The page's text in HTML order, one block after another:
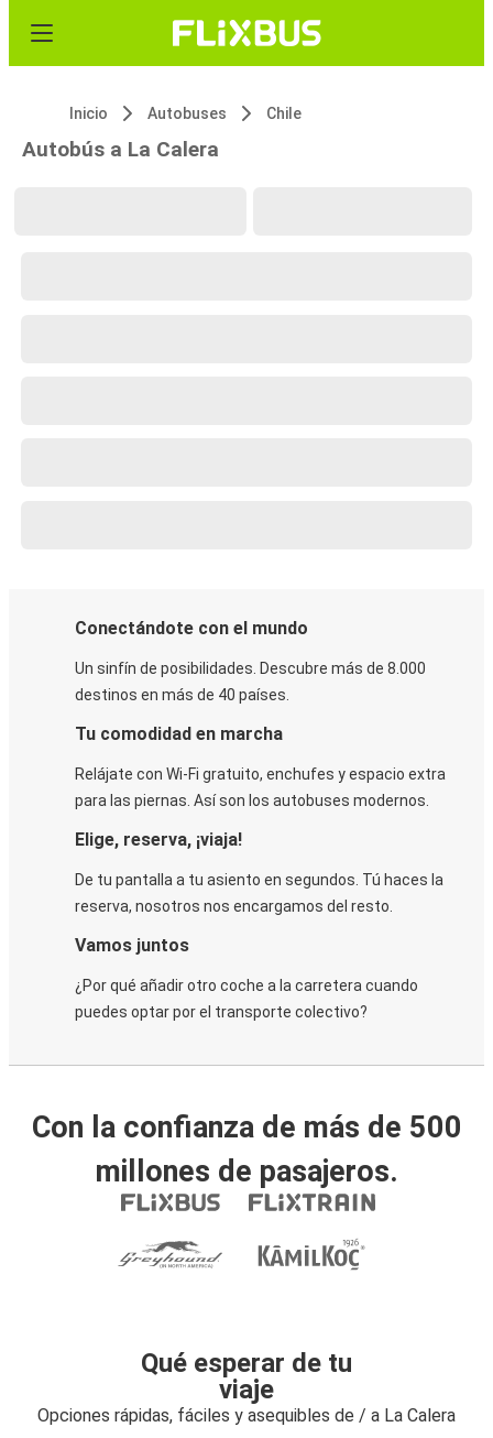
Inicio Autobuses Chile
Autobús a La Calera
Conectándote con el mundo
Un sinfín de posibilidades. Descubre más de 8.000
destinos en más de 40 países.
Tu comodidad en marcha
Relájate con Wi-Fi gratuito, enchufes y espacio extra
para las piernas. Así son los autobuses modernos.
Elige, reserva, ¡viaja!
De tu pantalla a tu asiento en segundos. Tú haces la
reserva, nosotros nos encargamos del resto.
Vamos juntos
¿Por qué añadir otro coche a la carretera cuando
puedes optar por el transporte colectivo?
Con la confianza de más de 500
millones de pasajeros.
Qué esperar de tu
viaje
Opciones rápidas, fáciles y asequibles de / a La Calera